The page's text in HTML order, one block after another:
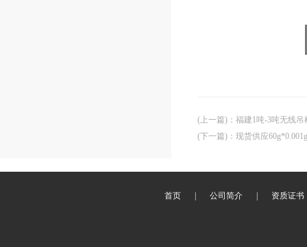
(上一篇) ： 福建1吨-3吨无线
(下一篇) ： 现货供应
首页 公司简介 资质证书